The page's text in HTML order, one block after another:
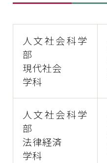
人文社会科学
部
現代社会
学科
人文社会科学
部
法律経済
学科